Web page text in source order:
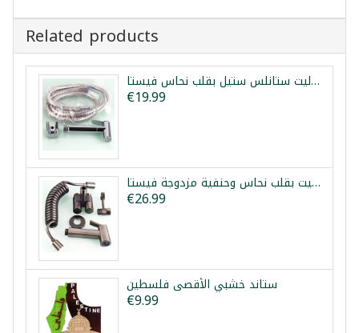
Related products
شطاف تواليت ستانلس ستيل بقلب نحاس فيستا
€19.99
طقم شطاف تواليت بقلب نحاس وحنفية مزدوجة فيستا
€26.99
ستاند خشبي الأقصى فلسطين
€9.99